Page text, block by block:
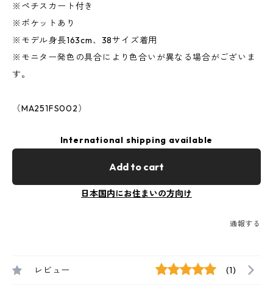
※ペチスカート付き
※ポケットあり
※モデル身長163cm、38サイズ着用
※モニター発色の具合により色合いが異なる場合がございま
す。
（MA251FS002）
International shipping available
Add to cart
日本国内にお住まいの方向け
通報する
レビュー (1)